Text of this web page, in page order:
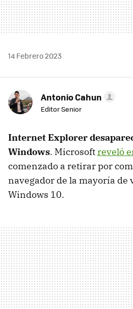
14 Febrero 2023
Antonio Cahun
Editor Senior
Internet Explorer
Windows. Microsoftreveló
comenzado a retirar por
navegador de la mayoría de
Windows 10.